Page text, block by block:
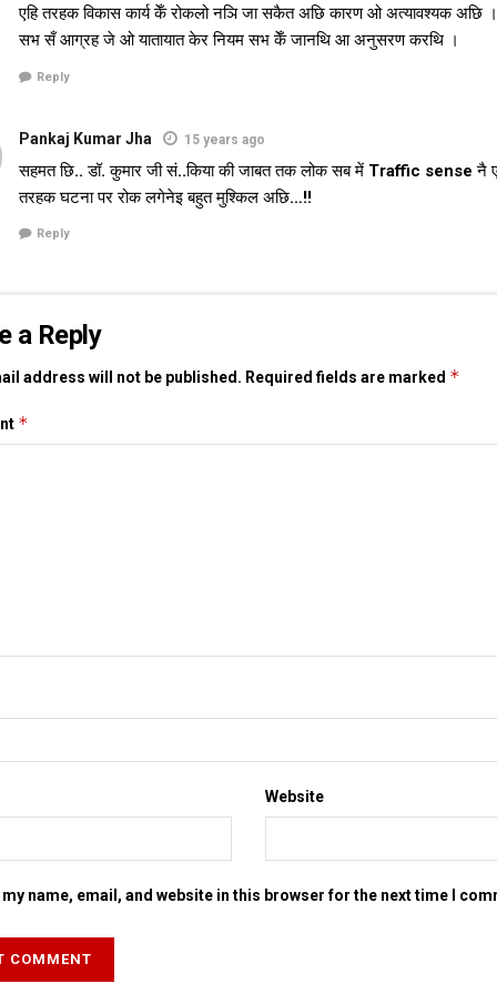
एहि तरहक विकास कार्य केँ रोकलो नञि जा सकैत अछि कारण ओ अत्यावश्यक अछि
सभ सँ आग्रह जे ओ यातायात केर नियम सभ केँ जानथि आ अनुसरण करथि ।
Reply
Pankaj Kumar Jha 15 years ago
सहमत छि.. डॉ. कुमार जी सं..किया की जाबत तक लोक सब में Traffic sense नै
तरहक घटना पर रोक लगेनेइ बहुत मुश्किल अछि…!!
Reply
a Reply
address will not be published. Required fields are marked *
*
Website
my name, email, and website in this browser for the next time I